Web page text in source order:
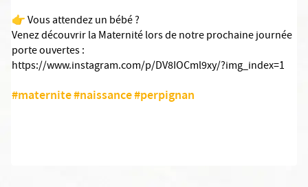
👉 Vous attendez un bébé ?
Venez découvrir la Maternité lors de notre prochaine journée
porte ouvertes :
https://www.instagram.com/p/DV8IOCml9xy/?img_index=1
#maternite#naissance#perpignan